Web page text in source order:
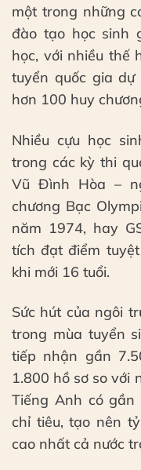
một trong những
đào tạo học sinh
học, với nhiều thế
tuyển quốc gia
hơn 100 huy
Nhiều cựu học
trong các kỳ thi
Vũ Đình Hòa –
chương Bạc
năm 1974, hay
tích đạt điểm
khi mới 16 tuổi.
Sức hút của ngôi
trong mùa tuyển
tiếp nhận gần
1.800 hồ sơ so với
Tiếng Anh có
chỉ tiêu, tạo nên
cao nhất cả nước